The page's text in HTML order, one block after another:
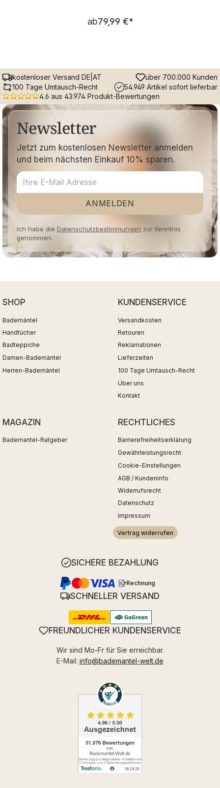
Regulärer Preis:
ab79,99 €*
kostenloser Versand DE|AT
über 700.000 Kunden
100 Tage Umtausch-Recht
54.949 Artikel sofort lieferbar
4.6 aus 43.974 Produkt-Bewertungen
Newsletter
Jetzt zum kostenlosen Newsletter anmelden
und beim nächsten Einkauf 10% sparen.
ANMELDEN
Ich habe die Datenschutzbestimmungen zur Kenntnis
genommen.
SHOP
Bademäntel
Handtücher
Badteppiche
Damen-Bademäntel
Herren-Bademäntel
KUNDENSERVICE
Versandkosten
Retouren
Reklamationen
Lieferzeiten
100 Tage Umtausch-Recht
Über uns
Kontakt
MAGAZIN
Bademantel-Ratgeber
RECHTLICHES
Barrierefreiheitserklärung
Gewährleistungsrecht
Cookie-Einstellungen
AGB / Kundeninfo
Widerrufsrecht
Datenschutz
Impressum
Vertrag widerrufen
SICHERE BEZAHLUNG
Rechnung
SCHNELLER VERSAND
FREUNDLICHER KUNDENSERVICE
Wir sind Mo-Fr für Sie erreichbar.
E-Mail: info@bademantel-welt.de